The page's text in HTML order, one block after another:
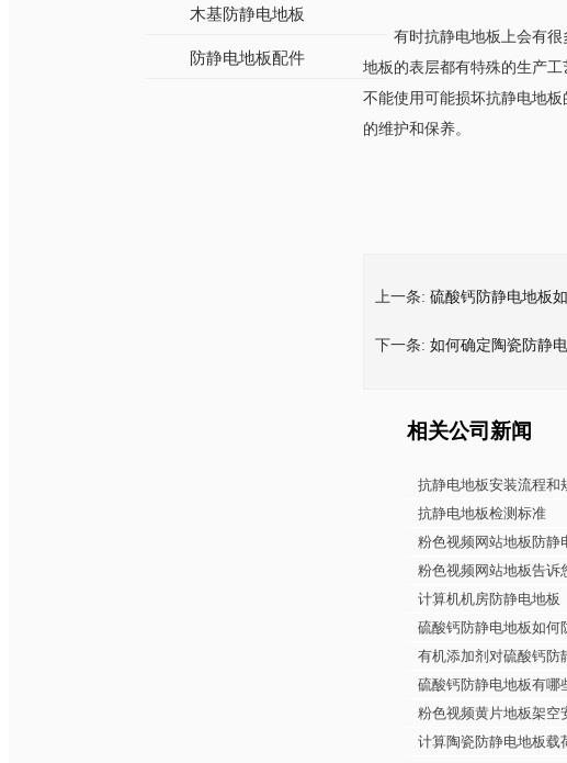
木基防静电地板
防静电地板配件
有时抗静电地板上会有很
地板的表层都有特殊的生产工艺
不能使用可能损坏抗静电地板的
的维护和保养。
上一条: 硫酸钙防静电地板
下一条: 如何确定陶瓷防静
相关公司新闻
抗静电地板安装流程和
抗静电地板检测标准
粉色视频网站地板防静
粉色视频网站地板告诉
计算机机房防静电地板
硫酸钙防静电地板如何
有机添加剂对硫酸钙防
硫酸钙防静电地板有哪
粉色视频黄片地板架空
计算陶瓷防静电地板载